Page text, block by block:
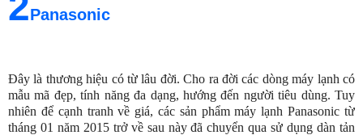
Panasonic
Đây là thương hiệu có từ lâu đời. Cho ra đời các dòng máy lạnh có
mẫu mã đẹp, tính năng đa dạng, hướng đến người tiêu dùng. Tuy
nhiên để cạnh tranh về giá, các sản phẩm máy lạnh Panasonic từ
tháng 01 năm 2015 trở về sau này đã chuyển qua sử dụng dàn tản